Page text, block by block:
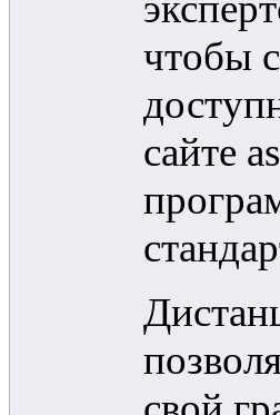
чтобы
сайте